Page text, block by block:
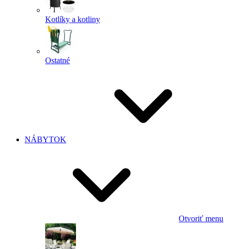
Kotlíky a kotliny
Ostatné
NÁBYTOK
Otvoriť menu